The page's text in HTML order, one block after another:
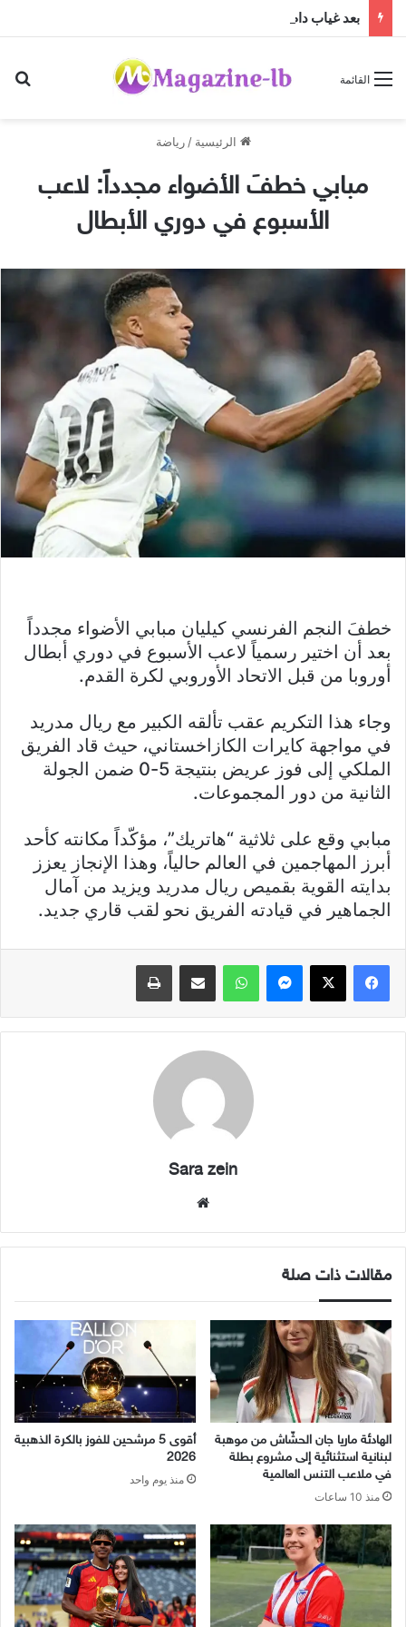
القائمة
الرئيسية / رياضة
مبابي خطفَ​ الأضواء مجدداً: لاعب
الأسبوع في دوري الأبطال
خطفَ النجم الفرنسي ​كيليان مبابي​ الأضواء مجدداً
بعد أن اختير رسمياً لاعب الأسبوع في ​دوري أبطال
أوروبا​ من قبل الاتحاد الأوروبي لكرة القدم.
وجاء هذا التكريم عقب تألقه الكبير مع ​ريال مدريد​
في مواجهة كايرات الكازاخستاني، حيث قاد الفريق
الملكي إلى فوز عريض بنتيجة 5-0 ضمن الجولة
الثانية من دور المجموعات.
مبابي وقع على ثلاثية “هاتريك”، مؤكّداً مكانته كأحد
أبرز المهاجمين في العالم حالياً، وهذا الإنجاز يعزز
بدايته القوية بقميص ريال مدريد ويزيد من آمال
الجماهير في قيادته الفريق نحو لقب قاري جديد.
فيسبوك X ماسنجر واتساب مشاركة عبر البريد طباعة
Sara zein
مقالات ذات صلة
الهادئة ماريا جان الحشّاش من موهبة
لبنانية استثنائية إلى مشروع بطلة
في ملاعب التنس العالمية
منذ 10 ساعات
أقوى 5 مرشحين للفوز بالكرة الذهبية
2026
منذ يوم واحد